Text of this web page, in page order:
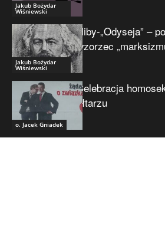
Jakub Bożydar
Wiśniewski
Jakub Bożydar
Wiśniewski
Niby-„Odyseja” –
wzorzec
o. Jacek Gniadek
Celebracja
ołtarzu